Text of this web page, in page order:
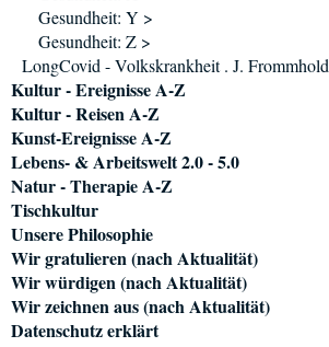
Gesundheit: Y >
Gesundheit: Z >
LongCovid - Volkskrankheit . J. Frommhold
Kultur - Ereignisse A-Z
Kultur - Reisen A-Z
Kunst-Ereignisse A-Z
Lebens- & Arbeitswelt 2.0 - 5.0
Natur - Therapie A-Z
Tischkultur
Unsere Philosophie
Wir gratulieren (nach Aktualität)
Wir würdigen (nach Aktualität)
Wir zeichnen aus (nach Aktualität)
Datenschutz erklärt